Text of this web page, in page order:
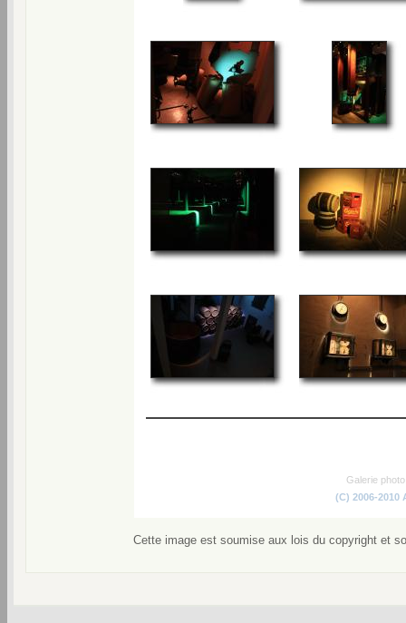
Galerie
(C) 2006-2010
Cette image est soumise aux lois du copyright et